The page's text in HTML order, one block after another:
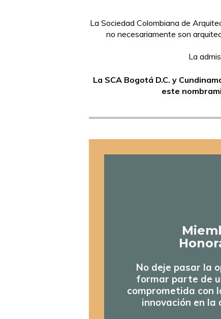
La Sociedad Colombiana de
no necesariamente son
La
La SCA Bogotá D.C. y
este
No deje pasar la
formar parte de
comprometida con
innovación en